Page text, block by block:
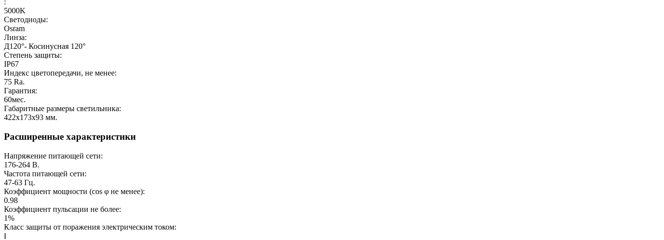
:
5000K
Светодиоды:
Osram
Линза:
Д120°- Косинусная 120°
Степень защиты:
IP67
Индекс цветопередачи, не менее:
75 Ra.
Гарантия:
60мес.
Габаритные размеры светильника:
422x173x93 мм.
Расширенные характеристики
Напряжение питающей сети:
176-264 В.
Частота питающей сети:
47-63 Гц.
Коэффициент мощности (cos φ не менее):
0.98
Коэффициент пульсации не более:
1%
Класс защиты от поражения электрическим током: